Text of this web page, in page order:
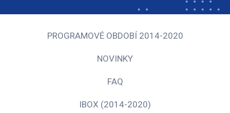
PROGRAMOVÉ OBDOBÍ 2014-2020
NOVINKY
FAQ
IBOX (2014-2020)